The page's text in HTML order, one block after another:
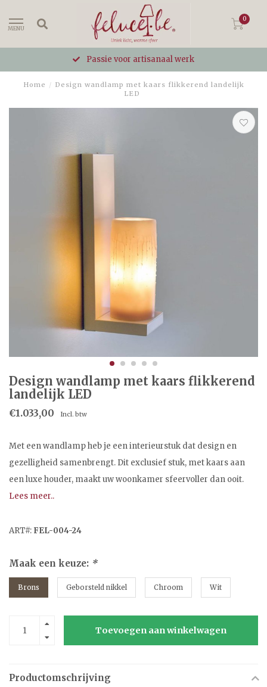
MENU
0
Passie voor artisanaal werk
Home / Design wandlamp met kaars flikkerend landelijk
LED
Design wandlamp met kaars flikkerend
landelijk LED
€1.033,00 Incl. btw
Met een wandlamp heb je een interieurstuk dat design en
gezelligheid samenbrengt. Dit exclusief stuk, met kaars aan
een luxe houder, maakt uw woonkamer sfeervoller dan ooit.
Lees meer..
ART#: FEL-004-24
Maak een keuze: *
Brons Geborsteld nikkel Chroom Wit
Toevoegen aan winkelwagen
Productomschrijving